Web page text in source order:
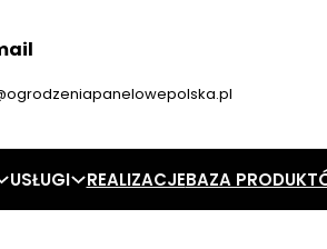
USŁUGI REALIZACJEBAZA